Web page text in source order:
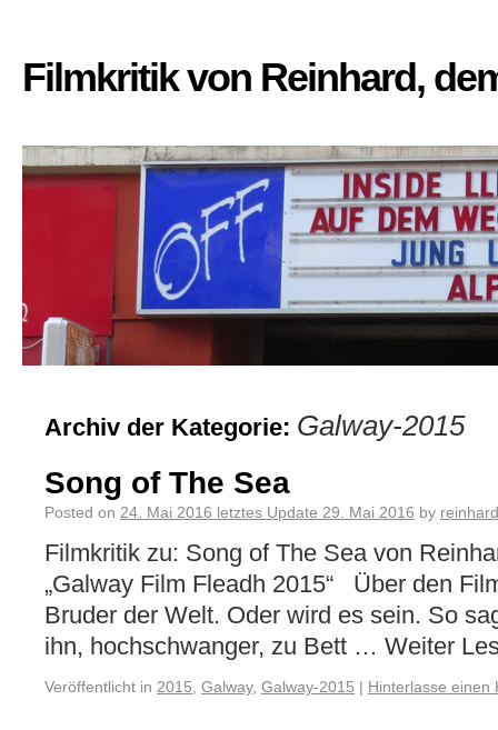
Filmkritik von Reinhard,
Archiv der Kategorie: Galway-2015
Song of The Sea
Posted on 24. Mai 2016 letztes Update 29. Mai 2016 by reinhard
Filmkritik zu: Song of The Sea von
„Galway Film Fleadh 2015“ Über den
Bruder der Welt. Oder wird es sein. So
ihn, hochschwanger, zu Bett … Weiter
Veröffentlicht in 2015 Galway, Galway-2015 | Hinterlasse einen